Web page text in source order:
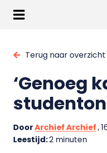
Terug naar overzicht
‘Genoeg
DoorArchief Archief,
Leestijd:2 minuten